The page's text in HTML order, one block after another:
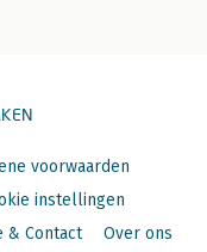
voorwaarden
instellingen
& Contact Over ons